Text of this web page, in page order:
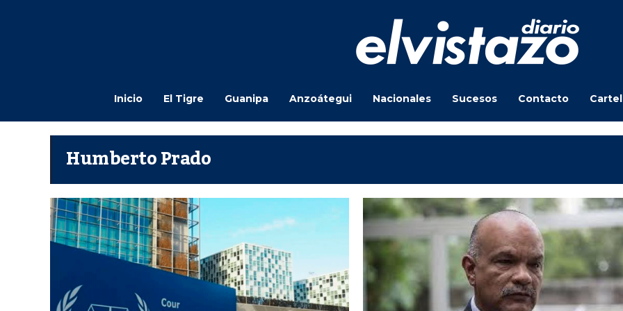
Inicio El Tigre Guanipa Anzoátegui Nacionales Sucesos Contacto
Humberto Prado